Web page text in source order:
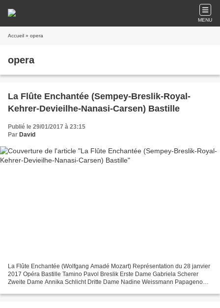
MENU
Accueil » opera
opera
La Flûte Enchantée (Sempey-Breslik-Royal-
Kehrer-Devieilhe-Nanasi-Carsen) Bastille
Publié le 29/01/2017 à 23:15
Par David
La Flûte Enchantée (Wolfgang Amadé Mozart) Représentation du 28 janvier
2017 Opéra Bastille Tamino Pavol Breslik Erste Dame Gabriela Scherer
Zweite Dame Annika Schlicht Dritte Dame Nadine Weissmann Papageno